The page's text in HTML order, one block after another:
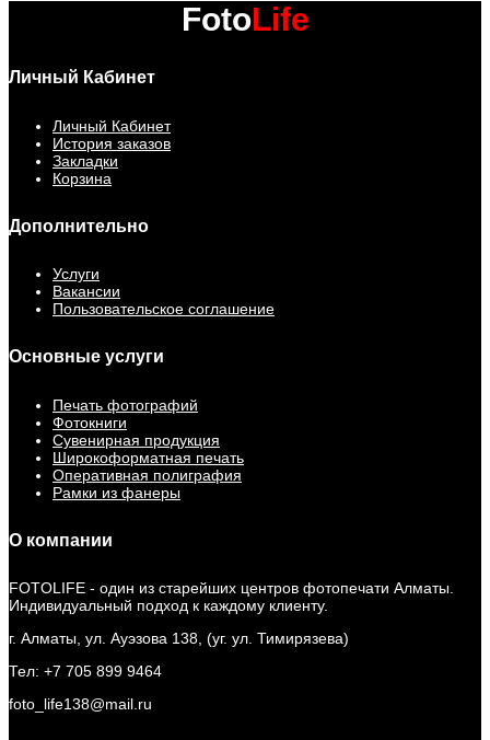
FotoLife
Личный Кабинет
Личный Кабинет
История заказов
Закладки
Корзина
Дополнительно
Услуги
Вакансии
Пользовательское соглашение
Основные услуги
Печать фотографий
Фотокниги
Сувенирная продукция
Широкоформатная печать
Оперативная полиграфия
Рамки из фанеры
О компании
FOTOLIFE - один из старейших центров фотопечати Алматы.
Индивидуальный подход к каждому клиенту.
г. Алматы, ул. Ауэзова 138, (уг. ул. Тимирязева)
Тел: +7 705 899 9464
foto_life138@mail.ru